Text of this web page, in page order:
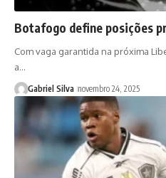
Botafogo define posições
Com vaga garantida na próxima
a…
Gabriel Silva novembro 24, 2025